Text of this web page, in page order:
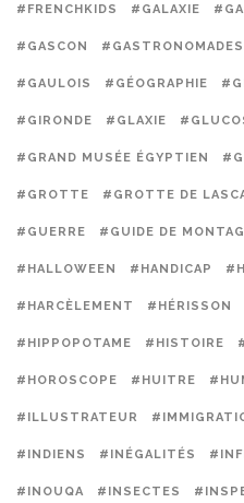
#FRENCHKIDS #GALAXIE
#GASCON #GASTRONOMADES
#GAULOIS #GÉOGRAPHIE
#GIRONDE #GLAXIE
#GRAND MUSÉE ÉGYPTIEN
#GROTTE #GROTTE DE
#GUERRE #GUIDE DE
#HALLOWEEN #HANDICAP
#HARCÈLEMENT #HÉRISSON
#HIPPOPOTAME #HISTOIRE
#HOROSCOPE #HUITRE
#ILLUSTRATEUR
#INDIENS #INÉGALITÉS
#INOUQA #INSECTES